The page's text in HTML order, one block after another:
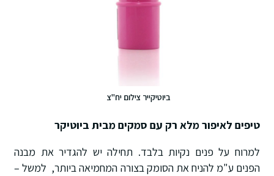
ביוטיקייר צילום יח"צ
טיפים לאיפור מלא רק עם סמקים מבית ביוטיקר
למרוח על פנים נקיות בלבד. תחילה יש להגדיר את מבנה
הפנים ע"מ להניח את הסומק בצורה המחמיאה ביותר, למשל –